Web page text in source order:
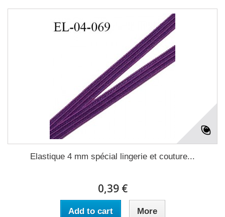
Elastique 4 mm spécial lingerie et couture...
0,39 €
Add to cart More